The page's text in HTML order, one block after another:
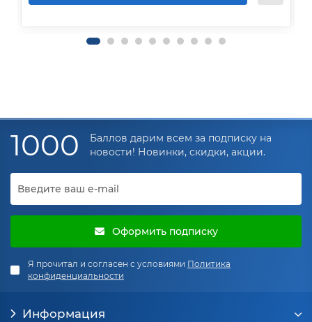
1000
Баллов дарим всем за подписку на
новости! Новинки, скидки, акции.
Оформить подписку
Я прочитал и согласен с условиями Политика
конфиденциальности
Информация